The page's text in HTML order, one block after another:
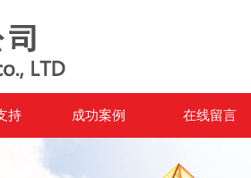
持 成功案例 在线留言